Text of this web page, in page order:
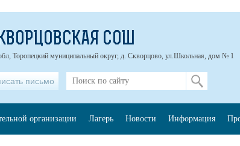
СОШ
Торопецкий муниципальный округ, д. Скворцово, ул.Школьная, дом № 1
письмо
организации Лагерь Новости Информация